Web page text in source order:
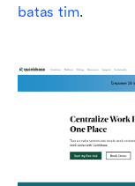
batas tim.